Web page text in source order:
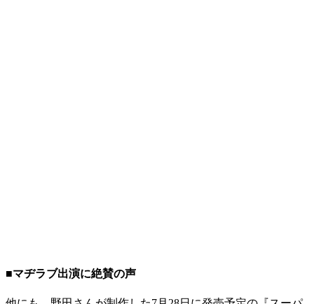
■マヂラブ出演に絶賛の声